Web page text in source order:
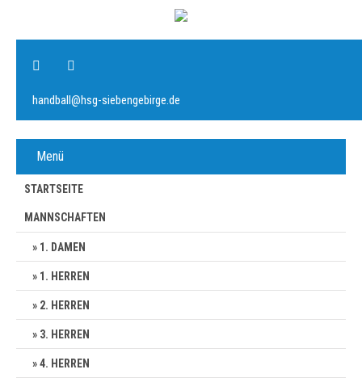
handball@hsg-siebengebirge.de
Menü
STARTSEITE
MANNSCHAFTEN
1. DAMEN
1. HERREN
2. HERREN
3. HERREN
4. HERREN